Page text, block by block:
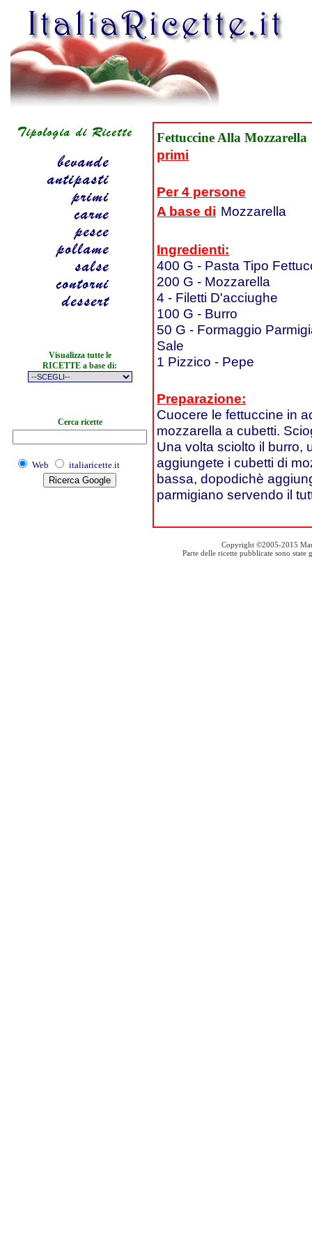
Visualizza tutte le
RICETTE a base di:
Cerca ricette
Web italiaricette.it
Fettuccine Alla Mozzarella
primi
Per 4 persone
A base di Mozzarella
Ingredienti:
400 G - Pasta Tipo
200 G - Mozzarella
4 - Filetti D'acciughe
100 G - Burro
50 G - Formaggio
Sale
1 Pizzico - Pepe
Preparazione:
Cuocere le fettuccine in
mozzarella a cubetti.
Una volta sciolto il burro,
aggiungete i cubetti di
bassa, dopodichè
parmigiano servendo il
Copyright ©2005-2015
Parte delle ricette pubblicate sono state